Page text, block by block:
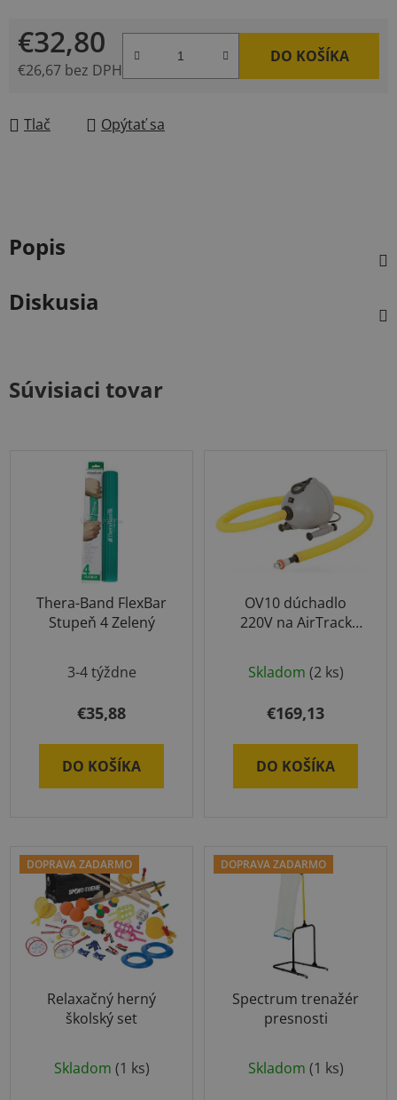
€32,80
€26,67 bez DPH
DO KOŠÍKA
Tlač Opýtať sa
Popis
Diskusia
Súvisiaci tovar
Thera-Band FlexBar
Stupeň 4 Zelený
hodnotenie
produktu
5,0
z
3-4 týždne
€35,88
DO KOŠÍKA
OV10 dúchadlo
220V na AirTrack
Skladom (2 ks)
€169,13
DO KOŠÍKA
DOPRAVA ZADARMO
Relaxačný herný
školský set
Skladom (1 ks)
DOPRAVA ZADARMO
Spectrum trenažér
presnosti
Skladom (1 ks)